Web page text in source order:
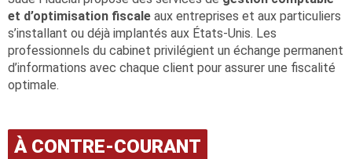
et d’optimisation fiscale aux entreprises et aux particuliers
s’installant ou déjà implantés aux États-Unis. Les
professionnels du cabinet privilégient un échange permanent
d’informations avec chaque client pour assurer une fiscalité
optimale.
À CONTRE-COURANT